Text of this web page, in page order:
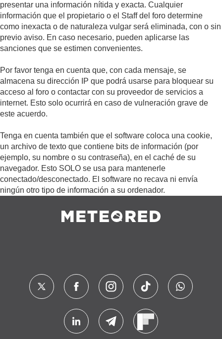
presentar una información nítida y exacta. Cualquier
información que el propietario o el Staff del foro determine
como inexacta o de naturaleza vulgar será eliminada, con o sin
previo aviso. En caso necesario, pueden aplicarse las
sanciones que se estimen convenientes.
Por favor tenga en cuenta que, con cada mensaje, se
almacena su dirección IP que podrá usarse para bloquear su
acceso al foro o contactar con su proveedor de servicios a
internet. Esto solo ocurrirá en caso de vulneración grave de
este acuerdo.
Tenga en cuenta también que el software coloca una cookie,
un archivo de texto que contiene bits de información (por
ejemplo, su nombre o su contraseña), en el caché de su
navegador. Esto SOLO se usa para mantenerle
conectado/desconectado. El software no recava ni envía
ningún otro tipo de información a su ordenador.